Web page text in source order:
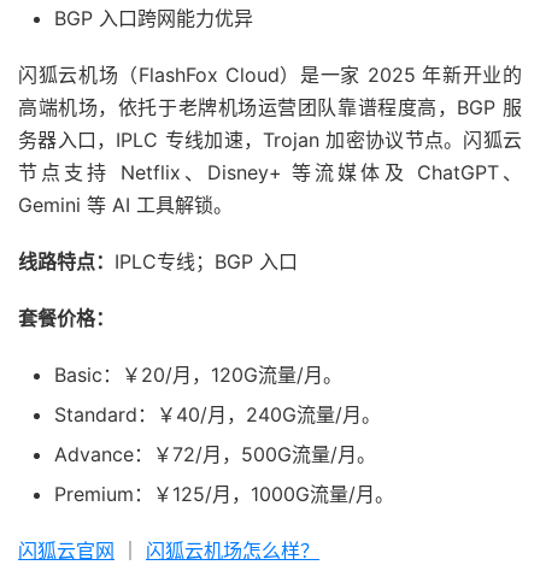
BGP 入口跨网能力优异
闪狐云机场（FlashFox Cloud）是一家 2025 年新开业的
高端机场，依托于老牌机场运营团队靠谱程度高，BGP 服
务器入口，IPLC 专线加速，Trojan 加密协议节点。闪狐云
节点支持 Netflix、Disney+ 等流媒体及 ChatGPT、
Gemini 等 AI 工具解锁。
线路特点： IPLC专线；BGP 入口
套餐价格：
Basic：￥20/月，120G流量/月。
Standard：￥40/月，240G流量/月。
Advance：￥72/月，500G流量/月。
Premium：￥125/月，1000G流量/月。
闪狐云官网 闪狐云机场怎么样？